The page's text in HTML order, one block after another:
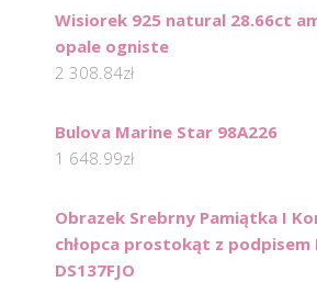
Wisiorek 925 natural 28.66ct
opale ogniste
2 308.84zł
Bulova Marine Star 98A226
1 648.99zł
Obrazek Srebrny Pamiątka I
chłopca prostokąt z podpisem
DS137FJO